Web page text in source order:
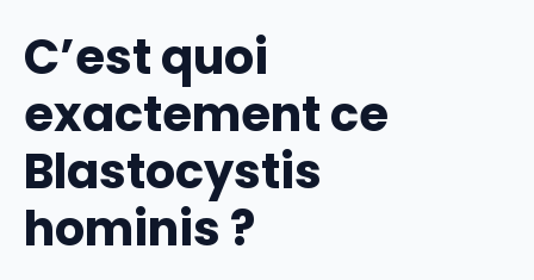
C’est quoi
exactement ce
Blastocystis
hominis ?